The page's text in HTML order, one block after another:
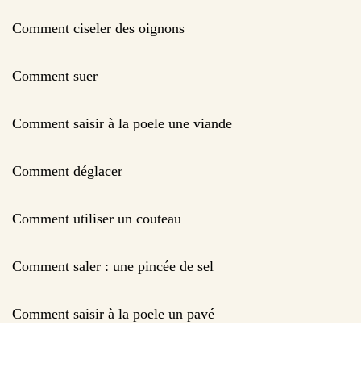
Comment ciseler des oignons
Comment suer
Comment saisir à la poele une viande
Comment déglacer
Comment utiliser un couteau
Comment saler : une pincée de sel
Comment saisir à la poele un pavé